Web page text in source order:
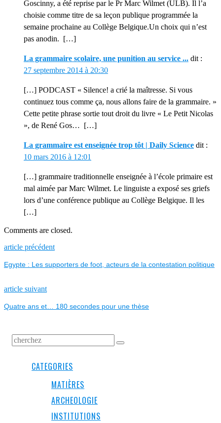
Goscinny, a été reprise par le Pr Marc Wilmet (ULB). Il l’a
choisie comme titre de sa leçon publique programmée la
semaine prochaine au Collège Belgique.Un choix qui n’est
pas anodin. […]
La grammaire scolaire, une punition au service ... dit :
27 septembre 2014 à 20:30
[…] PODCAST « Silence! a crié la maîtresse. Si vous
continuez tous comme ça, nous allons faire de la grammaire. »
Cette petite phrase sortie tout droit du livre « Le Petit Nicolas
», de René Gos… […]
La grammaire est enseignée trop tôt | Daily Science dit :
10 mars 2016 à 12:01
[…] grammaire traditionnelle enseignée à l’école primaire est
mal aimée par Marc Wilmet. Le linguiste a exposé ses griefs
lors d’une conférence publique au Collège Belgique. Il les
[…]
Comments are closed.
NAVIGATION
DE
L’ARTICLE
article précédentPrevious
Egypte : Les supporters de foot, acteurs de la contestation politique
article suivantNext
Quatre ans et… 180 secondes pour une thèse
CATEGORIES
MATIÈRES
ARCHEOLOGIE
INSTITUTIONS